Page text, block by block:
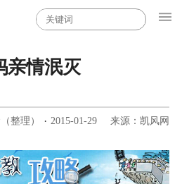
亲情泯灭
整理） · 2015-01-29 来源：凯风网